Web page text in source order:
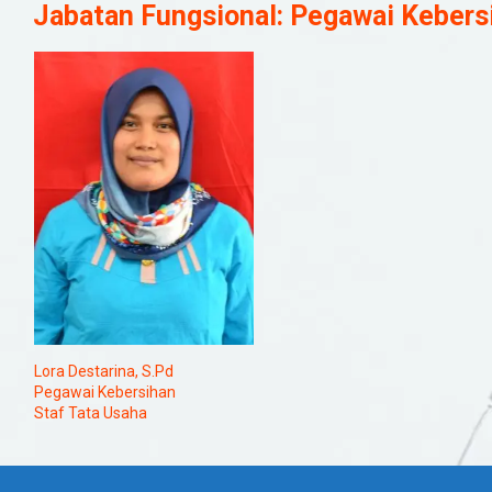
Jabatan Fungsional: Pegawai
Lora Destarina, S.Pd
Pegawai Kebersihan
Staf Tata Usaha